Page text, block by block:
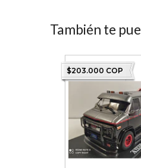
También te
$203.000 COP